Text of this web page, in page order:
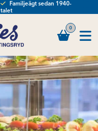
Familjeägt sedan 1940-
talet
0